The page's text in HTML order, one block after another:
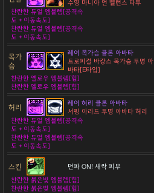
수영 마니아 언 벨런스 타투
찬란한 듀얼 엠블렘[공격속
도 + 이동속도]
찬란한 듀얼 엠블렘[공격속
도 + 이동속도]
목가
슴
레어 목가슴 클론 아바타
트로피컬 바캉스 목가슴 투명 아
바타[E타입]
찬란한 옐로우 엠블렘[힘]
찬란한 옐로우 엠블렘[힘]
허리
레어 허리 클론 아바타
서핑 아라드 투명 아바타 허리
찬란한 듀얼 엠블렘[공격속
도 + 이동속도]
찬란한 듀얼 엠블렘[공격속
도 + 이동속도]
스킨 던파 ON! 새싹 피부
찬란한 붉은빛 엠블렘[힘]
찬란한 붉은빛 엠블렘[힘]